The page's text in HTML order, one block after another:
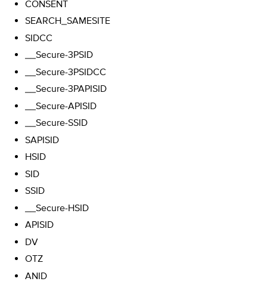
CONSENT
SEARCH_SAMESITE
SIDCC
__Secure-3PSID
__Secure-3PSIDCC
__Secure-3PAPISID
__Secure-APISID
__Secure-SSID
SAPISID
HSID
SID
SSID
__Secure-HSID
APISID
DV
OTZ
ANID